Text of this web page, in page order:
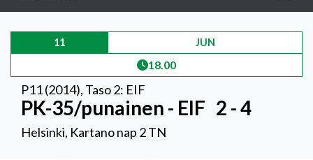
11 JUN
18.00
P11 (2014), Taso 2: EIF
PK-35/punainen - EIF 2 - 4
Helsinki, Kartano nap 2 TN